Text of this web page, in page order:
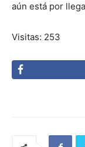
aún está por
Visitas: 253